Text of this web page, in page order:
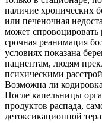
наличие хронических
или печеночная
может спровоцировать
срочная реанимация
условиях показана
пациентам, людям
психическими
Возможна ли
После капельницы
продуктов распада,
детоксикационной